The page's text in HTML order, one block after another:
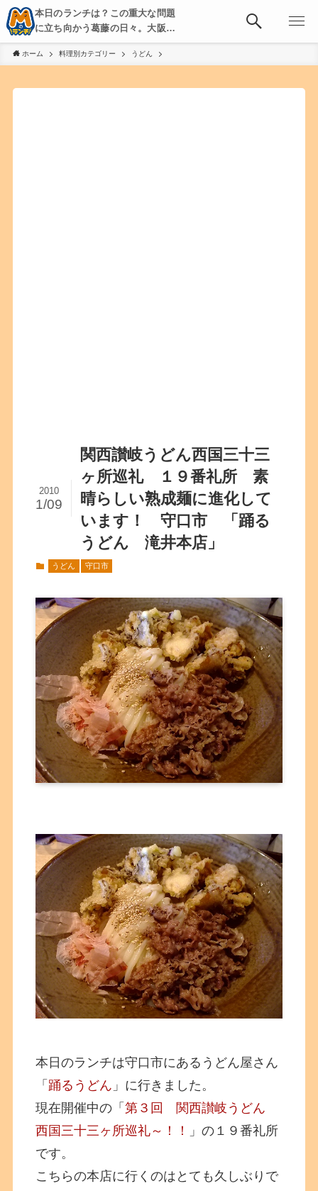
本日のランチは？この重大な問題
に立ち向かう葛藤の日々。大阪・
京都・神戸を中心とした食べ歩
き、飲み歩きを綴る。
ホーム 料理別カテゴリー うどん
関西讃岐うどん西国三十三
ヶ所巡礼 １９番礼所 素
晴らしい熟成麺に進化して
います！ 守口市 「踊る
うどん 滝井本店」
2010
1/09
うどん 守口市
本日のランチは守口市にあるうどん屋さん
「 踊るうどん 」に行きました。
現在開催中の「第３回 関西讃岐うどん
西国三十三ヶ所巡礼～！！
」の１９番礼所
です。
こちらの本店に行くのはとても久しぶりで